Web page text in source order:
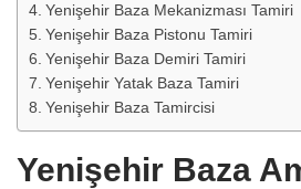
Yenişehir Baza Mekanizması Tamiri
Yenişehir Baza Pistonu Tamiri
Yenişehir Baza Demiri Tamiri
Yenişehir Yatak Baza Tamiri
Yenişehir Baza Tamircisi
Yenişehir Baza